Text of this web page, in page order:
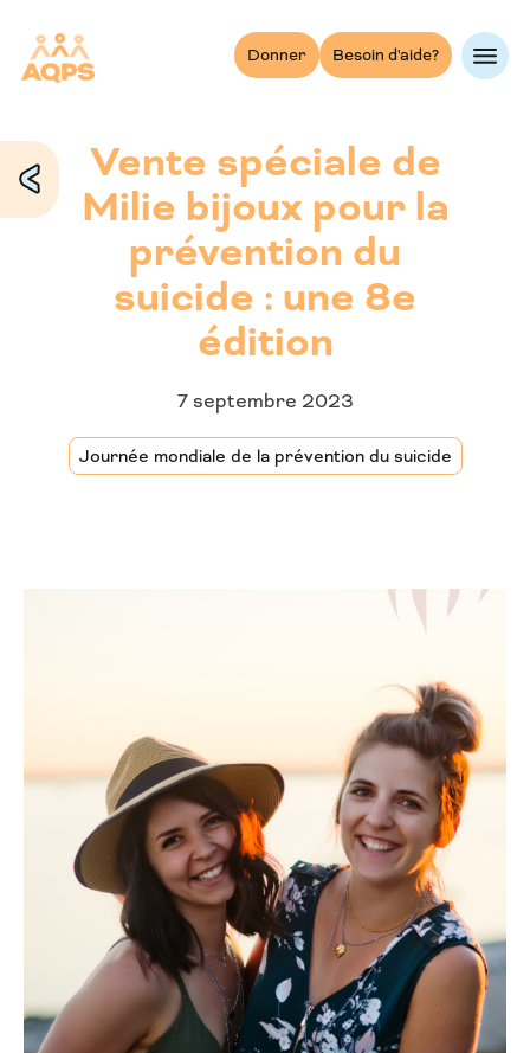
content
Donner Besoin d'aide?
Vente spéciale de
Milie bijoux pour la
prévention du
suicide : une 8e
édition
7 septembre 2023
Journée mondiale de la prévention du suicide